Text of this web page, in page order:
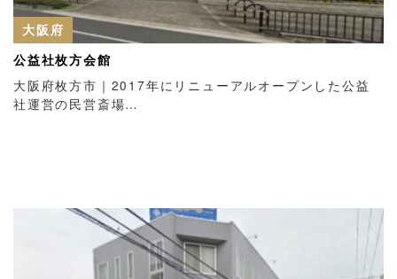
大阪府
公益社枚方会館
大阪府枚方市｜2017年にリニューアルオープンした公益
社運営の民営斎場…